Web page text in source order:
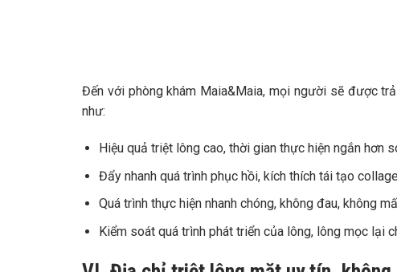
Đến với phòng khám Maia&Maia, mọi người sẽ được
như:
Hiệu quả triệt lông cao, thời gian thực hiện ngắn hơn
Đẩy nhanh quá trình phục hồi, kích thích tái tạo
Quá trình thực hiện nhanh chóng, không đau, không
Kiểm soát quá trình phát triển của lông, lông mọc lại